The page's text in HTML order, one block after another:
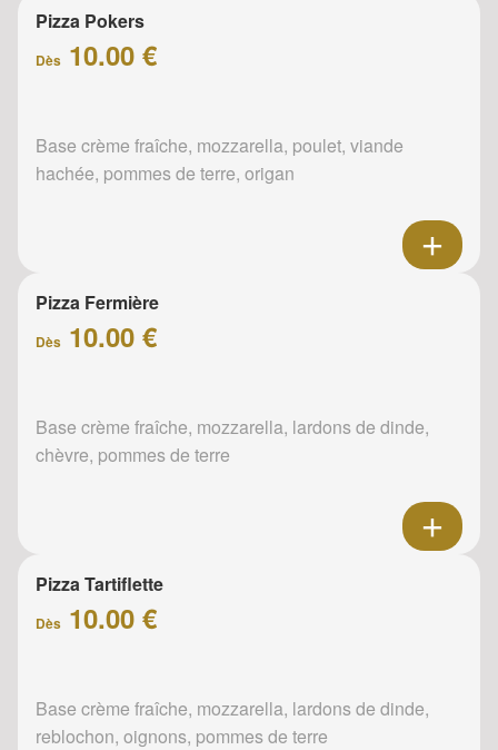
Pizza Pokers
Dès 10.00 €
Base crème fraîche, mozzarella, poulet, viande
hachée, pommes de terre, origan
Pizza Fermière
Dès 10.00 €
Base crème fraîche, mozzarella, lardons de dinde,
chèvre, pommes de terre
Pizza Tartiflette
Dès 10.00 €
Base crème fraîche, mozzarella, lardons de dinde,
reblochon, oignons, pommes de terre